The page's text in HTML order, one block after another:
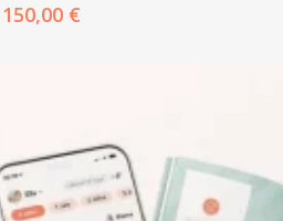
150,00 €